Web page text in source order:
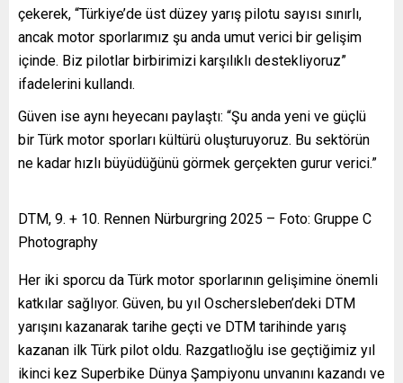
çekerek, “Türkiye’de üst düzey yarış pilotu sayısı sınırlı,
ancak motor sporlarımız şu anda umut verici bir gelişim
içinde. Biz pilotlar birbirimizi karşılıklı destekliyoruz”
ifadelerini kullandı.
Güven ise aynı heyecanı paylaştı: “Şu anda yeni ve güçlü
bir Türk motor sporları kültürü oluşturuyoruz. Bu sektörün
ne kadar hızlı büyüdüğünü görmek gerçekten gurur verici.”
DTM, 9. + 10. Rennen Nürburgring 2025 – Foto: Gruppe C
Photography
Her iki sporcu da Türk motor sporlarının gelişimine önemli
katkılar sağlıyor. Güven, bu yıl Oschersleben’deki DTM
yarışını kazanarak tarihe geçti ve DTM tarihinde yarış
kazanan ilk Türk pilot oldu. Razgatlıoğlu ise geçtiğimiz yıl
ikinci kez Superbike Dünya Şampiyonu unvanını kazandı ve